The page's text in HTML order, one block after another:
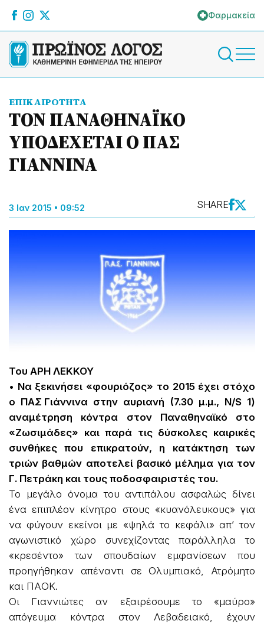
Φαρμακεία
ΕΠΙΚΑΙΡΟΤΗΤΑ
ΤΟΝ ΠΑΝΑΘΗΝΑΪΚΟ
ΥΠΟΔΕΧΕΤΑΙ Ο ΠΑΣ
ΓΙΑΝΝΙΝΑ
3 Ιαν 2015 • 09:52 SHARE
Του ΑΡΗ ΛΕΚΚΟΥ
• Να ξεκινήσει «φουριόζος» το 2015 έχει στόχο
ο ΠΑΣ Γιάννινα στην αυριανή (7.30 μ.μ., N/S 1)
αναμέτρηση κόντρα στον Παναθηναϊκό στο
«Ζωσιμάδες» και παρά τις δύσκολες καιρικές
συνθήκες που επικρατούν, η κατάκτηση των
τριών βαθμών αποτελεί βασικό μέλημα για τον
Γ. Πετράκη και τους ποδοσφαιριστές του.
Το μεγάλο όνομα του αντιπάλου ασφαλώς δίνει
ένα επιπλέον κίνητρο στους «κυανόλευκους» για
να φύγουν εκείνοι με «ψηλά το κεφάλι» απ’ τον
αγωνιστικό χώρο συνεχίζοντας παράλληλα το
«κρεσέντο» των σπουδαίων εμφανίσεων που
προηγήθηκαν απέναντι σε Ολυμπιακό, Ατρόμητο
και ΠΑΟΚ.
Οι Γιαννιώτες αν εξαιρέσουμε το «μαύρο»
απόγευμα κόντρα στον Λεβαδειακό, έχουν